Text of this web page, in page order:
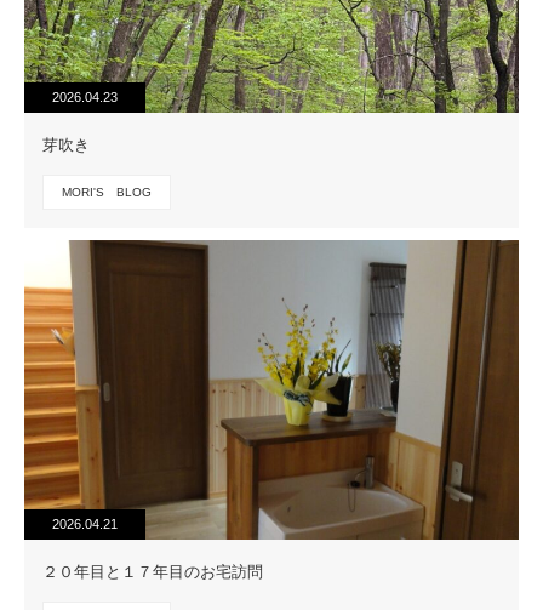
2026.04.23
芽吹き
MORI'S BLOG
2026.04.21
２０年目と１７年目のお宅訪問